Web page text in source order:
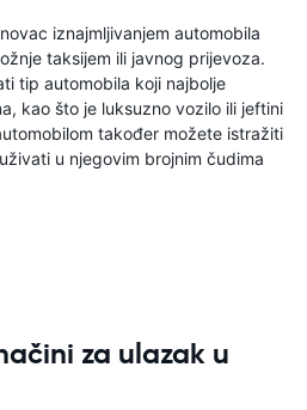
iznajmljivanjem automobila
taksijem ili javnog prijevoza.
tip automobila koji najbolje
kao što je luksuzno vozilo ili jeftini
također možete istražiti
​​u njegovim brojnim čudima
za ulazak u